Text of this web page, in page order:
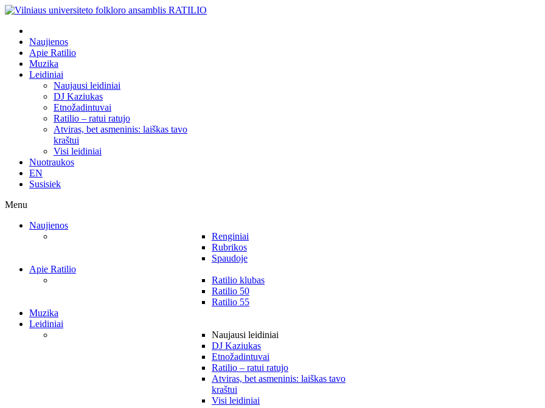
Naujienos
Apie Ratilio
Muzika
Leidiniai
Naujausi leidiniai
DJ Kaziukas
Etnožadintuvai
Ratilio – ratui ratujo
Atviras, bet asmeninis: laiškas tavo
kraštui
Visi leidiniai
Nuotraukos
EN
Susisiek
Menu
Naujienos
Renginiai
Rubrikos
Spaudoje
Apie Ratilio
Ratilio klubas
Ratilio 50
Ratilio 55
Muzika
Leidiniai
Naujausi leidiniai
DJ Kaziukas
Etnožadintuvai
Ratilio – ratui ratujo
Atviras, bet asmeninis: laiškas tavo
kraštui
Visi leidiniai